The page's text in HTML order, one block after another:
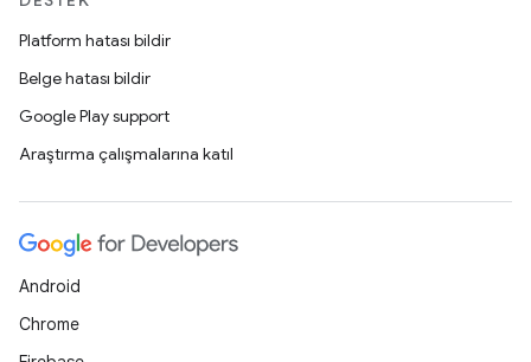
Platform hatası bildir
Belge hatası bildir
Google Play support
Araştırma çalışmalarına katıl
Android
Chrome